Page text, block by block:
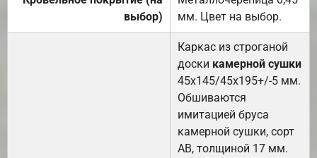
выбор)
мм. Цвет на выбор.
Каркас из строганой
доски камерной сушки
45х145/45х195+/-5 мм.
Обшиваются
имитацией бруса
камерной сушки, сорт
АВ, толщиной 17 мм.